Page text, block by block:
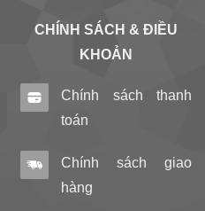
CHÍNH SÁCH & ĐIỀU
KHOẢN
Chính sách thanh
toán
Chính sách giao
hàng